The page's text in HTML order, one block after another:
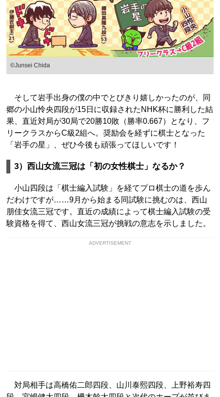
©Junsei Chida
そして岩手出身の僕の中でとびきり嬉しかったのが、同
郷の小山怜央四段が15日に収録されたNHK杯に勝利した結
果、直近対局が30局で20勝10敗（勝率0.667）となり、フ
リークラスからC級2組へ。奨励会を経ずに棋士となった
「岩手の星」、ぜひ今後も頑張ってほしいです！
3）西山女流三冠は「初の女性棋士」なるか？
小山四段は「棋士編入試験」を経てプロ棋士の道を歩ん
だわけですが……9月から始まる同試験に挑むのは、西山
朋佳女流三冠です。直近の成績によって棋士編入試験の受
験資格を得て、西山女流三冠が挑戦の意志を示しました。
ADVERTISEMENT
対局相手は高橋佑二郎四段、山川泰熙四段、上野裕寿四